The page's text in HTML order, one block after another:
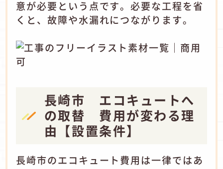
意が必要という点です。必要な工程を省
くと、故障や水漏れにつながります。
長崎市 エコキュートへ
の取替 費用が変わる理
由【設置条件】
長崎市のエコキュート費用は一律ではあ